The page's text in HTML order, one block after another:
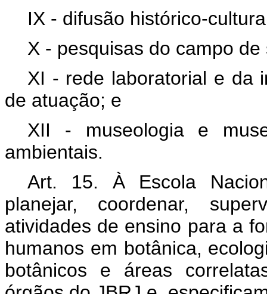
IX - difusão histórico-
X - pesquisas do campo
XI - rede laboratorial e da
de atuação; e
XII - museologia e
ambientais.
Art. 15. À Escola
planejar, coordenar,
atividades de ensino para a
humanos em botânica,
botânicos e áreas